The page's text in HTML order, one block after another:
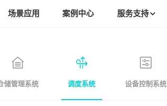
场景应用 案例中心 服务支持
储管理系统 调度系统 设备控制系统